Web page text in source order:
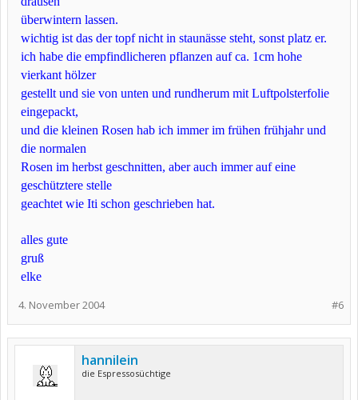
überwintern lassen.
wichtig ist das der topf nicht in staunässe steht, sonst platz er.
ich habe die empfindlicheren pflanzen auf ca. 1cm hohe
vierkant hölzer
gestellt und sie von unten und rundherum mit Luftpolsterfolie
eingepackt,
und die kleinen Rosen hab ich immer im frühen frühjahr und
die normalen
Rosen im herbst geschnitten, aber auch immer auf eine
geschütztere stelle
geachtet wie Iti schon geschrieben hat.
alles gute
gruß
elke
#6
4. November 2004
hannilein
die Espressosüchtige